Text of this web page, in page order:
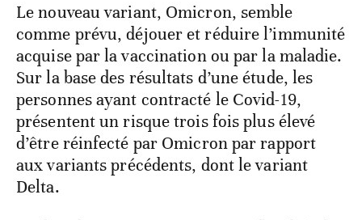
Le nouveau variant, Omicron, semble
comme prévu, déjouer et réduire l’immunité
acquise par la vaccination ou par la maladie.
Sur la base des résultats d’une étude, les
personnes ayant contracté le Covid-19,
présentent un risque trois fois plus élevé
d’être réinfecté par Omicron par rapport
aux variants précédents, dont le variant
Delta.